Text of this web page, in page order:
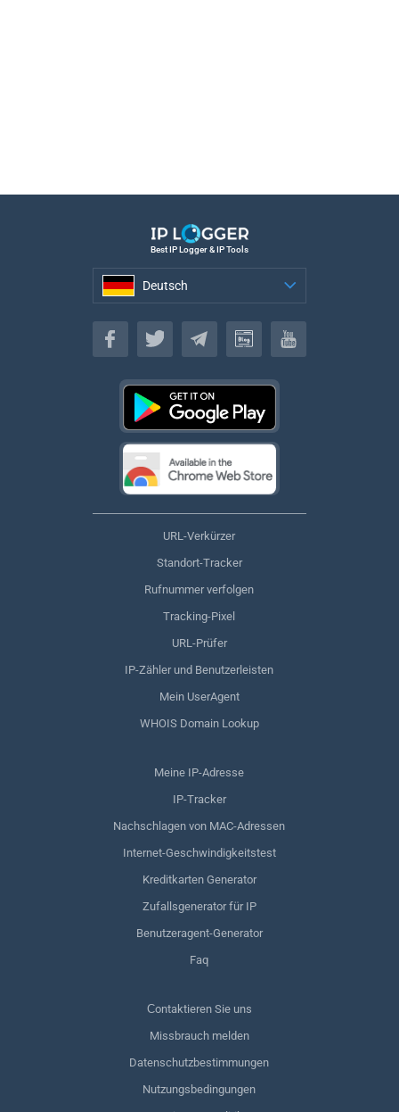
Best IP Logger & IP Tools
Deutsch
Deutsch
URL-Verkürzer
Standort-Tracker
Rufnummer verfolgen
Tracking-Pixel
URL-Prüfer
IP-Zähler und Benutzerleisten
Mein UserAgent
WHOIS Domain Lookup
Meine IP-Adresse
IP-Tracker
Nachschlagen von MAC-Adressen
Internet-Geschwindigkeitstest
Kreditkarten Generator
Zufallsgenerator für IP
Benutzeragent-Generator
Faq
Сontaktieren Sie uns
Missbrauch melden
Datenschutzbestimmungen
Nutzungsbedingungen